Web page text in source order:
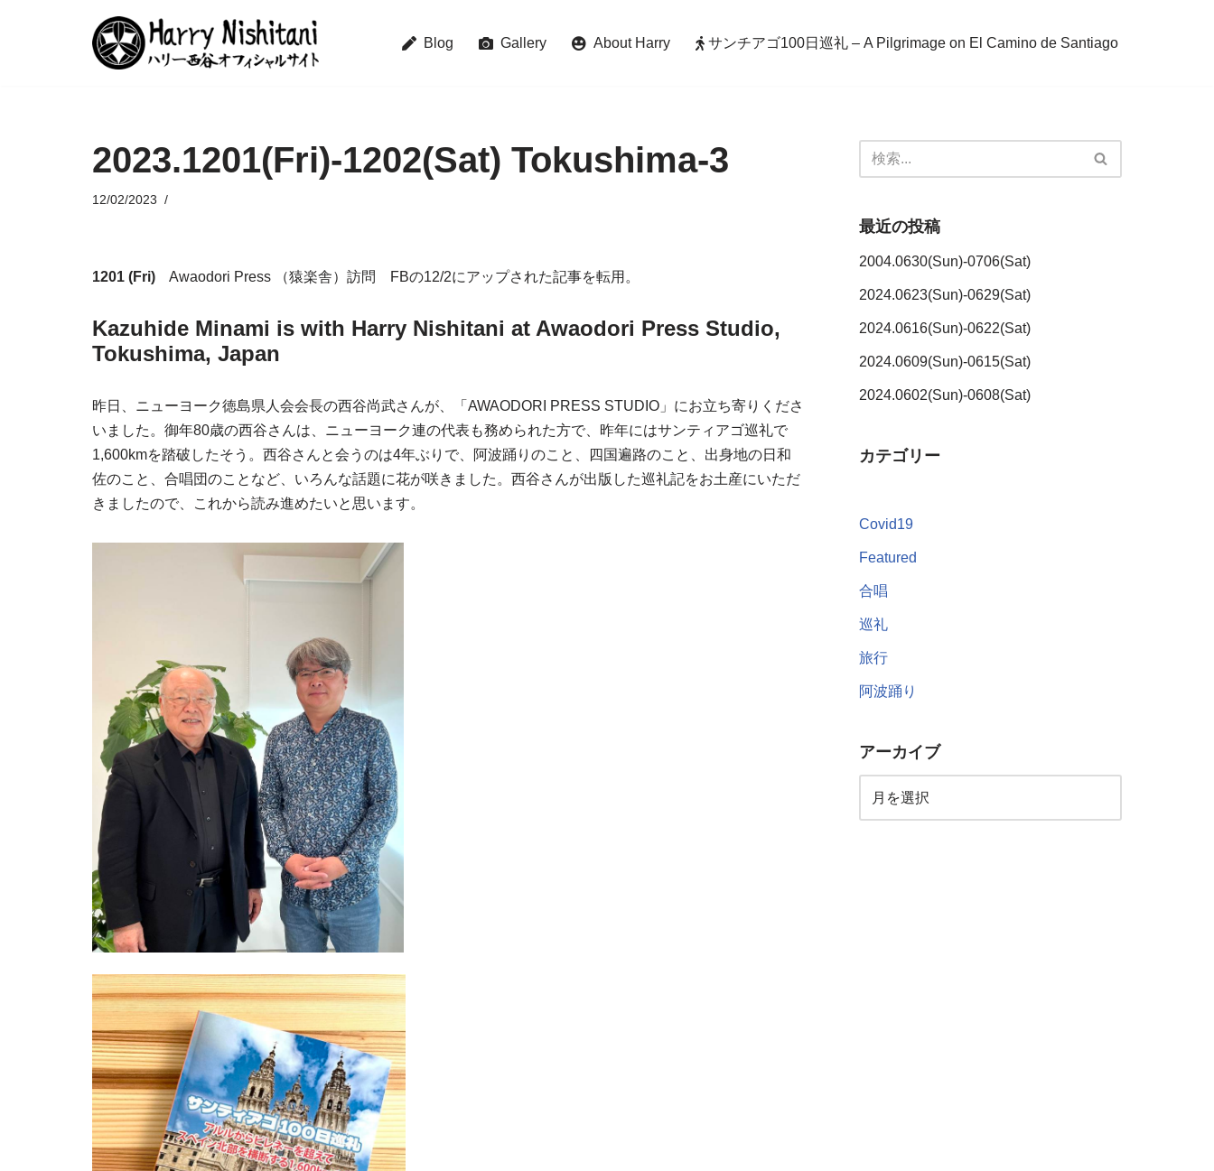
Blog Gallery About Harry サンチアゴ100日巡礼 – A Pilgrimage on El Camino de Santiago
2023.1201(Fri)-1202(Sat) Tokushima-3
12/02/2023
1201 (Fri) Awaodori Press （猿楽舎）訪問 FBの12/2にアップされた記事を転用。
Kazuhide Minami is with Harry Nishitani at Awaodori Press Studio,
Tokushima, Japan
昨日、ニューヨーク徳島県人会会長の西谷尚武さんが、「AWAODORI PRESS STUDIO」にお立ち寄りくださ
いました。御年80歳の西谷さんは、ニューヨーク連の代表も務められた方で、昨年にはサンティアゴ巡礼で
1,600kmを踏破したそう。西谷さんと会うのは4年ぶりで、阿波踊りのこと、四国遍路のこと、出身地の日和
佐のこと、合唱団のことなど、いろんな話題に花が咲きました。西谷さんが出版した巡礼記をお土産にいただ
きましたので、これから読み進めたいと思います。
最近の投稿
2004.0630(Sun)-0706(Sat)
2024.0623(Sun)-0629(Sat)
2024.0616(Sun)-0622(Sat)
2024.0609(Sun)-0615(Sat)
2024.0602(Sun)-0608(Sat)
カテゴリー
Covid19
Featured
合唱
巡礼
旅行
阿波踊り
アーカイブ